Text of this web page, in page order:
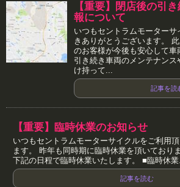
【重要】閉店後の引
報について
いつもセントラムモーター
きありがとうございます。
のお客様が今後も安心して車
引き続き車両のメンテナン
け持って...
記事を読
【重要】臨時休業のお知らせ
いつもセントラムモーターサイクルをご利用
ます。 昨年も同時期に臨時休業を頂いており
下記の日程で臨時休業いたします。 ■臨時休
記事を読む